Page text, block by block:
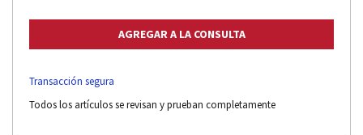
Transacción segura
Todos los artículos se revisan y prueban completamente